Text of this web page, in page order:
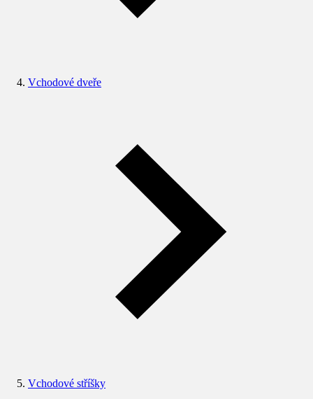
Vchodové dveře
Vchodové stříšky